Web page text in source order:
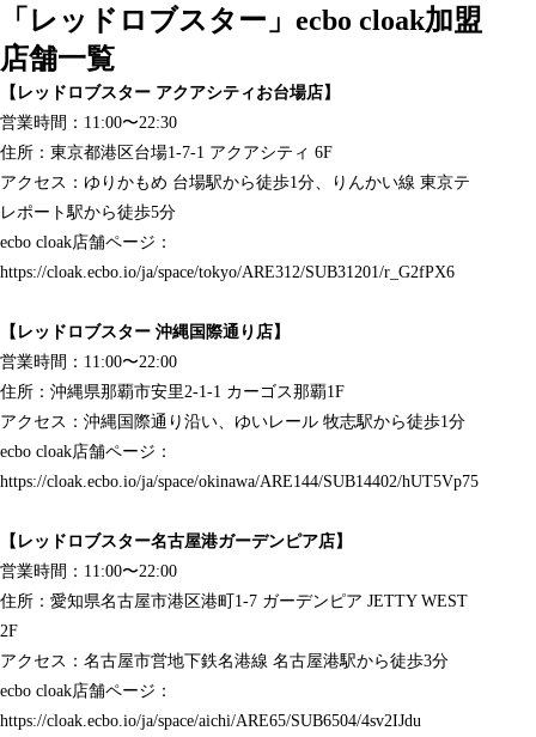
「レッドロブスター」ecbo cloak加盟
店舗一覧
【レッドロブスター アクアシティお台場店】
営業時間：11:00〜22:30
住所：東京都港区台場1-7-1 アクアシティ 6F
アクセス：ゆりかもめ 台場駅から徒歩1分、りんかい線 東京テ
レポート駅から徒歩5分
ecbo cloak店舗ページ：
https://cloak.ecbo.io/ja/space/tokyo/ARE312/SUB31201/r_G2fPX6
【レッドロブスター 沖縄国際通り店】
営業時間：11:00〜22:00
住所：沖縄県那覇市安里2-1-1 カーゴス那覇1F
アクセス：沖縄国際通り沿い、ゆいレール 牧志駅から徒歩1分
ecbo cloak店舗ページ：
https://cloak.ecbo.io/ja/space/okinawa/ARE144/SUB14402/hUT5Vp75
【レッドロブスター名古屋港ガーデンピア店】
営業時間：11:00〜22:00
住所：愛知県名古屋市港区港町1-7 ガーデンピア JETTY WEST
2F
アクセス：名古屋市営地下鉄名港線 名古屋港駅から徒歩3分
ecbo cloak店舗ページ：
https://cloak.ecbo.io/ja/space/aichi/ARE65/SUB6504/4sv2IJdu